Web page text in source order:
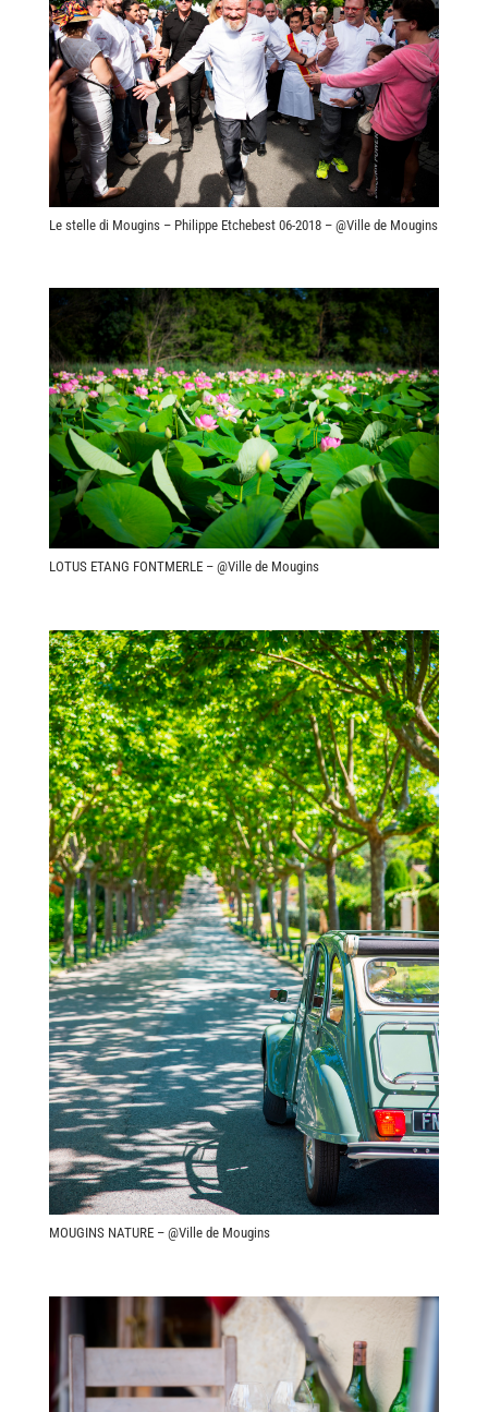
Le stelle di Mougins – Philippe Etchebest 06-2018 – @Ville de Mougins
LOTUS ETANG FONTMERLE – @Ville de Mougins
MOUGINS NATURE – @Ville de Mougins